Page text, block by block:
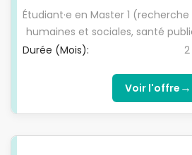
quelques missions; - Réaliser
littérature en lien avec les
(robotique, téléprésence,
psychosocial, hospitalisation)
l'élaboration de la méthodologie
rétrospective - Participer à la
Étudiant·e en Master 1
humaines et sociales, santé
sociologie, ou domaine
enjeux psychosociaux
esprit d'analyse et rigueur
Autonomie, curiosité et envie de
projet innovant Ref:
Durée (Mois): 2
Voir l'offre →